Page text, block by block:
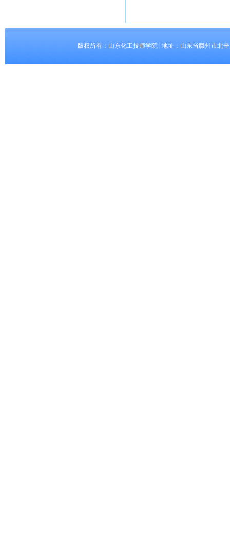
版权所有：山东化工技师学院 | 地址：山东省滕州市北